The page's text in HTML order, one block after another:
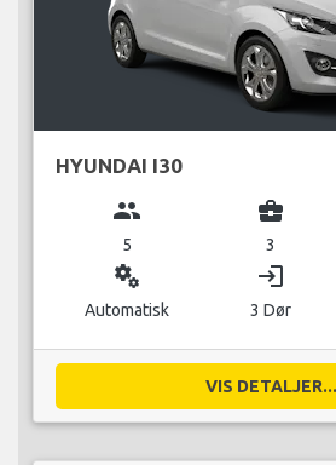
HYUNDAI I30
group
5
business_center
3
miscellaneous_services
Automatisk
login
3 Dør
VIS DETALJER...